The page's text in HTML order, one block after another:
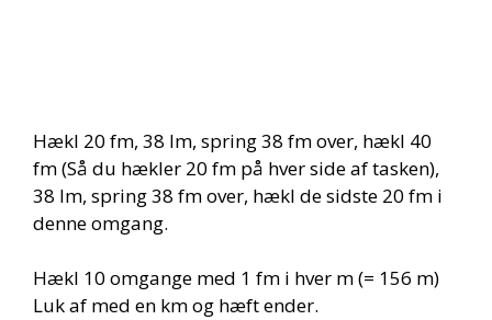
Hækl 20 fm, 38 lm, spring 38 fm over, hækl 40
fm (Så du hækler 20 fm på hver side af tasken),
38 lm, spring 38 fm over, hækl de sidste 20 fm i
denne omgang.
Hækl 10 omgange med 1 fm i hver m (= 156 m)
Luk af med en km og hæft ender.